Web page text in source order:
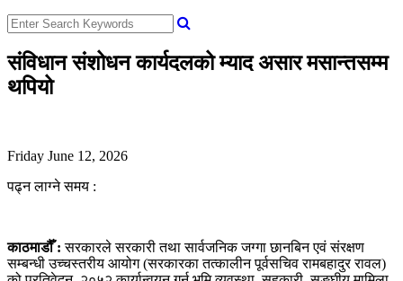
संविधान संशोधन कार्यदलको म्याद असार मसान्तसम्म
थपियो
Friday June 12, 2026
पढ्न लाग्ने समय :
काठमाडौँ : सरकारले सरकारी तथा सार्वजनिक जग्गा छानबिन एवं संरक्षण
सम्बन्धी उच्चस्तरीय आयोग (सरकारका तत्कालीन पूर्वसचिव रामबहादुर रावल)